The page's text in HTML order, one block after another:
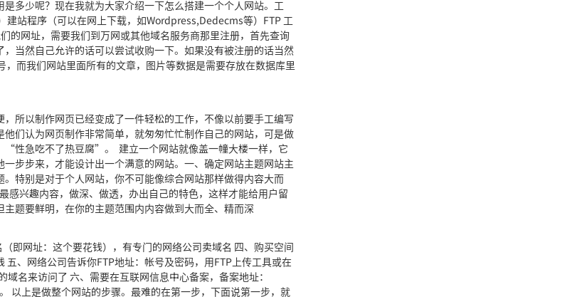
多少呢？现在我就为大家介绍一下怎么搭建一个个人网站。工
站程序（可以在网上下载，如Wordpress,Dedecms等）FTP 工
的网址，需要我们到万网或其他域名服务商那里注册，首先查询
当然自己允许的话可以尝试收购一下。如果没有被注册的话当然
而我们网站里面所有的文章，图片等数据是需要存放在数据库里
所以制作网页已经变成了一件轻松的工作，不像以前要手工编写
们认为网页制作非常简单，就匆匆忙忙制作自己的网站，可是做
“性急吃不了热豆腐”。 建立一个网站就像盖一幢大楼一样，它
步步来，才能设计出一个满意的网站。一、确定网站主题网站主
特别是对于个人网站，你不可能像综合网站那样做得内容大而
兴趣内容，做深、做透，办出自己的特色，这样才能给用户留
题要鲜明，在你的主题范围内内容做到大而全、精而深
即网址：这个要花钱），有专门的网络公司卖域名 四、购买空间
、网络公司告诉你FTP地址：帐号及密码，用FTP上传工具或在
名来访问了 六、需要在互联网信息中心备案，备案地址：
上是做整个网站的步骤。最难的在第一步，下面说第一步，就